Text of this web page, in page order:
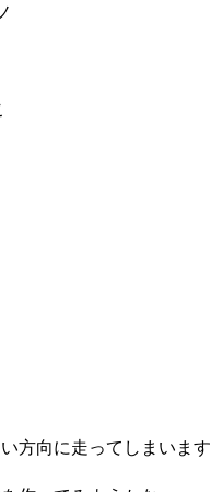
方向に走ってしまいま